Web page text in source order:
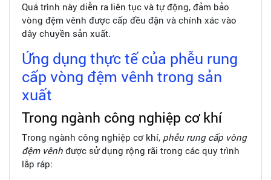
Quá trình này diễn ra liên tục và tự động, đảm bảo
vòng đệm vênh được cấp đều đặn và chính xác vào
dây chuyền sản xuất.
Ứng dụng thực tế của phễu rung
cấp vòng đệm vênh trong sản
xuất
Trong ngành công nghiệp cơ khí
Trong ngành công nghiệp cơ khí, phễu rung cấp vòng
đệm vênh được sử dụng rộng rãi trong các quy trình
lắp ráp: